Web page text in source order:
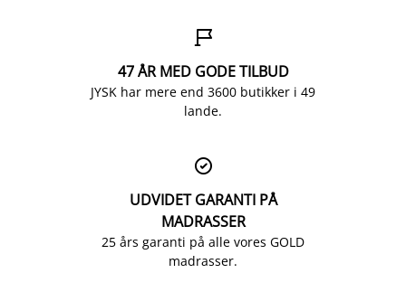

47 ÅR MED GODE TILBUD
JYSK har mere end 3600 butikker i 49
lande.

UDVIDET GARANTI PÅ
MADRASSER
25 års garanti på alle vores GOLD
madrasser.